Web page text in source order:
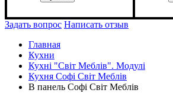
Задать вопрос Написать отзыв
Главная
Кухни
Кухні "Світ Меблів". Модулі
Кухня Софі Світ Меблів
В панель Софі Світ Меблів